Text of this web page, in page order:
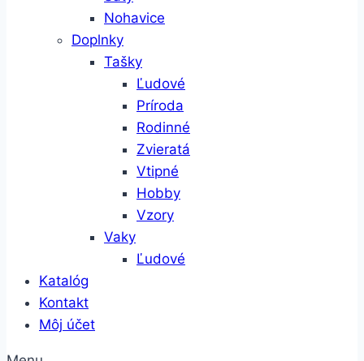
Nohavice
Doplnky
Tašky
Ľudové
Príroda
Rodinné
Zvieratá
Vtipné
Hobby
Vzory
Vaky
Ľudové
Katalóg
Kontakt
Môj účet